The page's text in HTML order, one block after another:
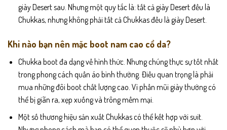
giày Desert sau. Nhưng một quy tắc là: tất cả giày Desert đều là
Chukkas, nhưng không phải tất cả Chukkas đều là giày Desert.
Khi nào bạn nên mặc boot nam cao cổ da?
Chukka boot đa dạng về hình thức. Nhưng chúng thực sự tốt nhất
trong phong cách quần áo bình thường. Điều quan trọng là phải
mua những đôi boot chất lượng cao. Vì phần mũi giày thường có
thể bị giãn ra, xẹp xuống và trông mềm mại.
Một số thương hiệu sản xuất Chukkas có thể kết hợp với suit.